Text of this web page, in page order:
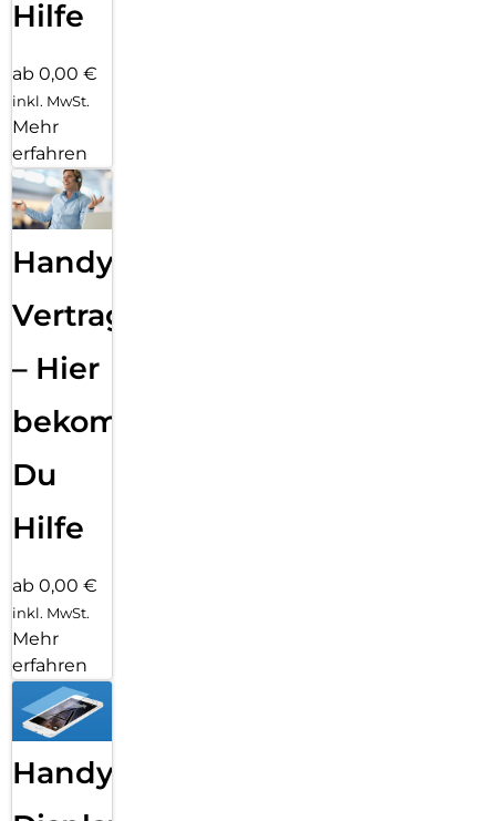
Hilfe
ab 0,00 €
inkl. MwSt.
Mehr
erfahren
Handy
Vertragsabwicklung
– Hier
bekommst
Du
Hilfe
ab 0,00 €
inkl. MwSt.
Mehr
erfahren
Handy